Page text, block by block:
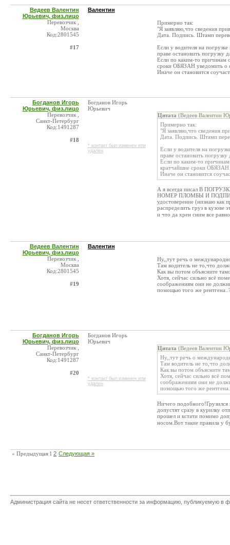
Ведеев Валентин
Юрьевич, физ.лицо
Перевозчик ,
Москва
Код:2801545
#17
Валентин
Примерно так:
"Я заявляю,что сведения
Дата. Подпись. Штамп
Если у водителя на
праве остановить погрузку
Если по каким-то причинам
сроки ОБЯЗАН уведомить о
Иначе он становится
Богданов Игорь
Юрьевич, физ.лицо
Перевозчик ,
Санкт-Петербург
Код:1491287
#18
Богданов Игорь
Юрьевич
* контакт был изменен или
удален
Цитата (Ведеев Валентин
Примерно так:
"Я заявляю,что сведения
Дата. Подпись. Штамп
Если у водителя на
праве остановить погрузку
Если по каким-то
кратчайшие сроки ОБЯЗАН
Иначе он становится
А я всегда писал В
НОМЕР ПЛОМБЫ И
удостоверение (низнаю как
распределить груз в кузове
и что да хрен сним все
Ведеев Валентин
Юрьевич, физ.лицо
Перевозчик ,
Москва
Код:2801545
#19
Валентин
Ну,,тут речь о
Там водитель не то,что
Как вы потом объясните
Хотя, сейчас сильно всё
соображениям они не
помощью того же
Богданов Игорь
Юрьевич, физ.лицо
Перевозчик ,
Санкт-Петербург
Код:1491287
#20
Богданов Игорь
Юрьевич
* контакт был изменен или
удален
Цитата (Ведеев Валентин
Ну,,тут речь о
Там водитель не то,что
Как вы потом объясните
Хотя, сейчас сильно всё
соображениям они не
помощью того же
Ничего подобного!Грузился
допустят сразу в курилку
прошел и кстати помимо
носом.Вот такие правила у
« Предыдущая 1 2 Следующая »
Администрация сайта не несет ответственности за информацию, публикуемую